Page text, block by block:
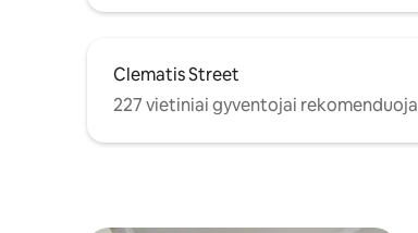
Clematis Street
227 vietiniai gyventojai rekomenduoja